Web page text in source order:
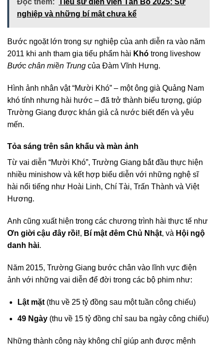
nghiệp và những bí mật chưa kể
Bước ngoặt lớn trong sự nghiệp của anh diễn ra vào năm
2011 khi anh tham gia tiểu phẩm hài Khó trong liveshow
Bước chân miền Trung của Đàm Vĩnh Hưng.
Hình ảnh nhân vật “Mười Khó” – một ông già Quảng Nam
khó tính nhưng hài hước – đã trở thành biểu tượng, giúp
Trường Giang được khán giả cả nước biết đến và yêu
mến.
Tỏa sáng trên sân khấu và màn ảnh
Từ vai diễn “Mười Khó”, Trường Giang bắt đầu thực hiện
nhiều minishow và kết hợp biểu diễn với những nghệ sĩ
hài nổi tiếng như Hoài Linh, Chí Tài, Trấn Thành và Việt
Hương.
Anh cũng xuất hiện trong các chương trình hài thực tế như
Ơn giời cậu đây rồi!, Bí mật đêm Chủ Nhật, và Hội ngộ
danh hài.
Năm 2015, Trường Giang bước chân vào lĩnh vực điện
ảnh với những vai diễn để đời trong các bộ phim như:
Lật mặt(thu về 25 tỷ đồng sau một tuần công chiếu)
49 Ngày(thu về 15 tỷ đồng chỉ sau ba ngày công chiếu)
Những thành công này không chỉ giúp anh được mệnh